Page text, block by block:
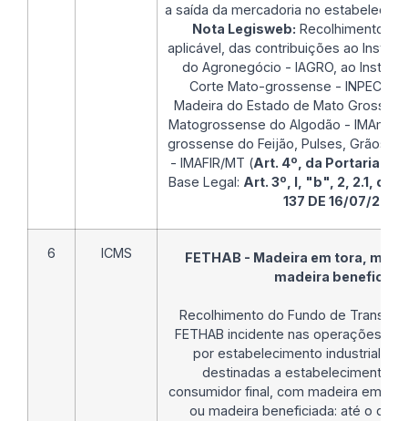
a saída da mercadoria no
Nota Legisweb: Recolhimento
aplicável, das contribuições ao
do Agronegócio - IAGRO, ao
Corte Mato-grossense -
Madeira do Estado de Mato Grosso -
Matogrossense do Algodão - IMAmt
grossense do Feijão, Pulses, Grãos
- IMAFIR/MT (Art. 4º, da Portaria
Base Legal: Art. 3º, I, "b", 2, 2.1, da
137 DE 16/07/2021
6 ICMS
FETHAB - Madeira em tora,
madeira
Recolhimento do Fundo de
FETHAB incidente nas operações
por estabelecimento industrial
destinadas a estabelecimento
consumidor final, com madeira em
ou madeira beneficiada: até o dia